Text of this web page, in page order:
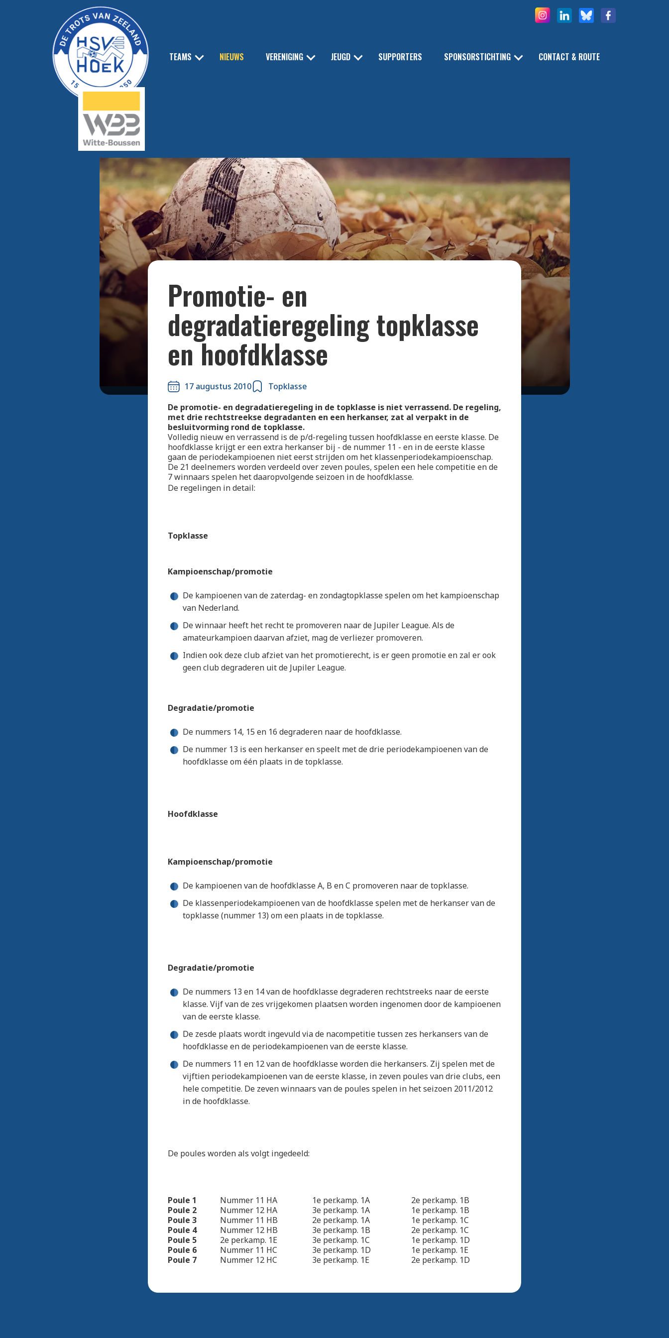
TEAMS NIEUWS VERENIGING JEUGD SUPPORTERS SPONSORSTICHTING CONTACT & ROUTE
Bekijk alle foto's
Promotie- en
degradatieregeling topklasse
en hoofdklasse
17 augustus 2010
Topklasse
De promotie- en degradatieregeling in de topklasse is niet verrassend. De regeling,
met drie rechtstreekse degradanten en een herkanser, zat al verpakt in de
besluitvorming rond de topklasse.
Volledig nieuw en verrassend is de p/d-regeling tussen hoofdklasse en eerste klasse. De
hoofdklasse krijgt er een extra herkanser bij - de nummer 11 - en in de eerste klasse
gaan de periodekampioenen niet eerst strijden om het klassenperiodekampioenschap.
De 21 deelnemers worden verdeeld over zeven poules, spelen een hele competitie en de
7 winnaars spelen het daaropvolgende seizoen in de hoofdklasse.
De regelingen in detail:
Topklasse
Kampioenschap/promotie
De kampioenen van de zaterdag- en zondagtopklasse spelen om het kampioenschap
van Nederland.
De winnaar heeft het recht te promoveren naar de Jupiler League. Als de
amateurkampioen daarvan afziet, mag de verliezer promoveren.
Indien ook deze club afziet van het promotierecht, is er geen promotie en zal er ook
geen club degraderen uit de Jupiler League.
Degradatie/promotie
De nummers 14, 15 en 16 degraderen naar de hoofdklasse.
De nummer 13 is een herkanser en speelt met de drie periodekampioenen van de
hoofdklasse om één plaats in de topklasse.
Hoofdklasse
Kampioenschap/promotie
De kampioenen van de hoofdklasse A, B en C promoveren naar de topklasse.
De klassenperiodekampioenen van de hoofdklasse spelen met de herkanser van de
topklasse (nummer 13) om een plaats in de topklasse.
Degradatie/promotie
De nummers 13 en 14 van de hoofdklasse degraderen rechtstreeks naar de eerste
klasse. Vijf van de zes vrijgekomen plaatsen worden ingenomen door de kampioenen
van de eerste klasse.
De zesde plaats wordt ingevuld via de nacompetitie tussen zes herkansers van de
hoofdklasse en de periodekampioenen van de eerste klasse.
De nummers 11 en 12 van de hoofdklasse worden die herkansers. Zij spelen met de
vijftien periodekampioenen van de eerste klasse, in zeven poules van drie clubs, een
hele competitie. De zeven winnaars van de poules spelen in het seizoen 2011/2012
in de hoofdklasse.
De poules worden als volgt ingedeeld:
Poule 1 Nummer 11 HA 1e per.kamp. 1A
2e per.kamp. 1B
Poule 2
Nummer 12 HA 3e per.kamp. 1A
1e per.kamp. 1B
Poule 3
Nummer 11 HB 2e per.kamp. 1A
1e per.kamp. 1C
Poule 4
Nummer 12 HB 3e per.kamp. 1B
2e per.kamp. 1C
Poule 5
2e per.kamp. 1E 3e per.kamp. 1C
1e per.kamp. 1D
Poule 6
Nummer 11 HC 3e per.kamp. 1D
1e per.kamp. 1E
Poule 7
Nummer 12 HC 3e per.kamp. 1E 2e per.kamp. 1D